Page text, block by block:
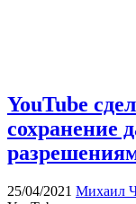
YouTube
сохранение
25/04/2021 Михаил